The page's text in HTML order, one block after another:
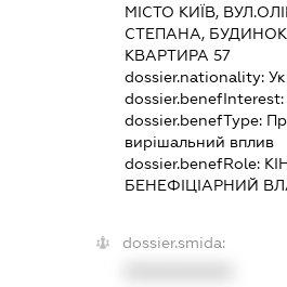
МІСТО КИЇВ,
СТЕПАНА, БУДИНОК
КВАРТИРА 57
dossier.nationality:
dossier.benefInterest:
dossier.benefType:
вирішальний вплив
dossier.benefRole:
БЕНЕФІЦІАРНИЙ
dossier.smida: